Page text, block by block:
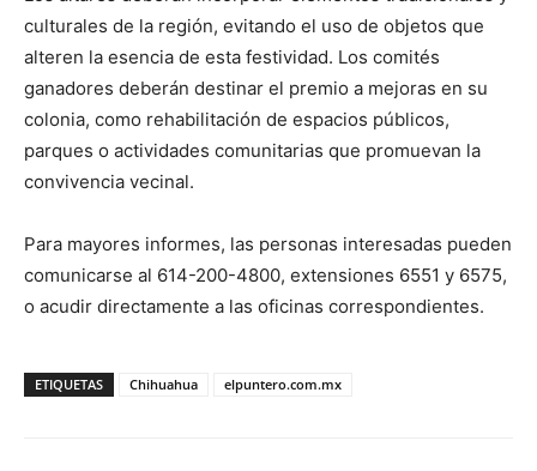
culturales de la región, evitando el uso de objetos que
alteren la esencia de esta festividad. Los comités
ganadores deberán destinar el premio a mejoras en su
colonia, como rehabilitación de espacios públicos,
parques o actividades comunitarias que promuevan la
convivencia vecinal.
Para mayores informes, las personas interesadas pueden
comunicarse al 614-200-4800, extensiones 6551 y 6575,
o acudir directamente a las oficinas correspondientes.
ETIQUETAS Chihuahua elpuntero.com.mx